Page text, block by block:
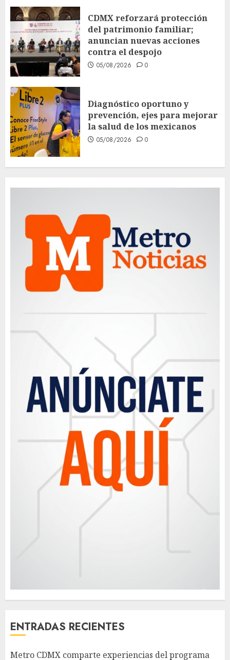
CDMX reforzará protección
del patrimonio familiar;
anuncian nuevas acciones
contra el despojo
05/08/2026 0
Diagnóstico oportuno y
prevención, ejes para mejorar
la salud de los mexicanos
05/08/2026 0
ENTRADAS RECIENTES
Metro CDMX comparte experiencias del programa